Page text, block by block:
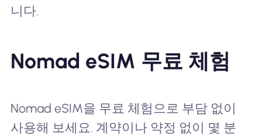
니다.
Nomad eSIM 무료 체험
Nomad eSIM을 무료 체험으로 부담 없이
사용해 보세요. 계약이나 약정 없이 몇 분